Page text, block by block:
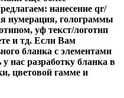
нанесение qr/
нумерация, голограммы
уф текст/логотип
и тд. Если Вам
бланка с элементами
нас разработку бланка в
цветовой гамме и